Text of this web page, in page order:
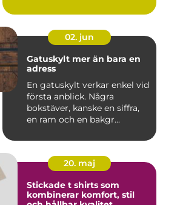
02. jun
Gatuskylt mer än bara en
adress
En gatuskylt verkar enkel vid
första anblick. Några
bokstäver, kanske en siffra,
en ram och en bakgr...
20. maj
Stickade t shirts som
kombinerar komfort, stil